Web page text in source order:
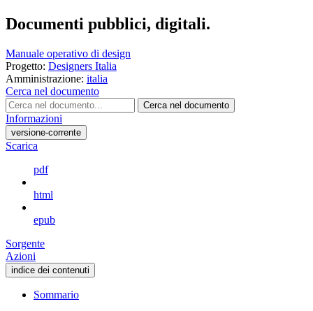
Documenti pubblici, digitali.
Manuale operativo di design
Progetto: Designers Italia
Amministrazione: italia
Cerca nel documento
Cerca nel documento
Informazioni
versione-corrente
Scarica
pdf
html
epub
Sorgente
Azioni
indice dei contenuti
Sommario